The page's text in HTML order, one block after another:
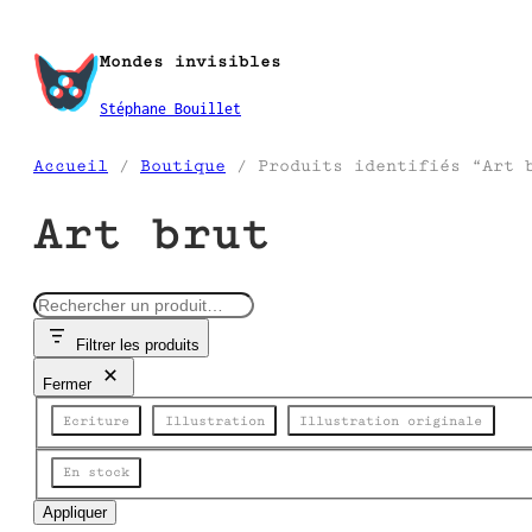
contenu
Mondes invisibles
Stéphane Bouillet
Accueil / Boutique / Produits identifiés “Art
Art brut
R
e
e
Filtrer les produits
Fermer
Catégorie
Ecriture Illustration Illustration originale
Disponibilité
En stock
Appliquer